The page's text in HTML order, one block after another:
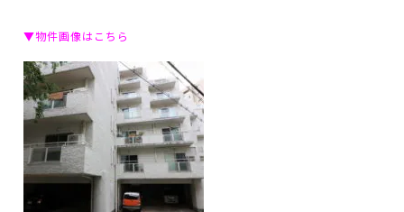
▼物件画像はこちら